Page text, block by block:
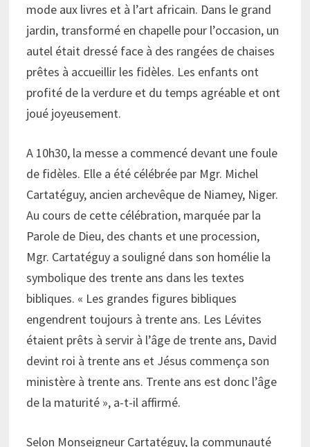
mode aux livres et à l’art africain. Dans le grand
jardin, transformé en chapelle pour l’occasion, un
autel était dressé face à des rangées de chaises
prêtes à accueillir les fidèles. Les enfants ont
profité de la verdure et du temps agréable et ont
joué joyeusement.
A 10h30, la messe a commencé devant une foule
de fidèles. Elle a été célébrée par Mgr. Michel
Cartatéguy, ancien archevêque de Niamey, Niger.
Au cours de cette célébration, marquée par la
Parole de Dieu, des chants et une procession,
Mgr. Cartatéguy a souligné dans son homélie la
symbolique des trente ans dans les textes
bibliques. « Les grandes figures bibliques
engendrent toujours à trente ans. Les Lévites
étaient prêts à servir à l’âge de trente ans, David
devint roi à trente ans et Jésus commença son
ministère à trente ans. Trente ans est donc l’âge
de la maturité », a-t-il affirmé.
Selon Monseigneur Cartatéguy, la communauté